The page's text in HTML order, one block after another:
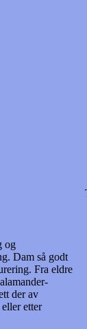
og
Dam så godt
Fra eldre
der av
etter